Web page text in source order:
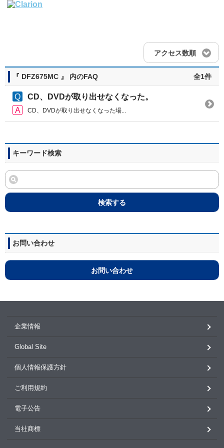
アクセス数順
『 DFZ675MC 』 内のFAQ 全1件
CD、DVDが取り出せなくなった。
CD、DVDが取り出せなくなった場...
キーワード検索
検索する
お問い合わせ
お問い合わせ
企業情報
Global Site
個人情報保護方針
ご利用規約
電子公告
当社商標